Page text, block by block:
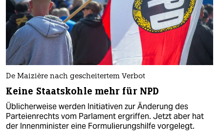
De Maizière nach gescheitertem Verbot
Keine Staatskohle mehr für NPD
Üblicherweise werden Initiativen zur Änderung des
Parteienrechts vom Parlament ergriffen. Jetzt aber hat
der Innenminister eine Formulierungshilfe vorgelegt.